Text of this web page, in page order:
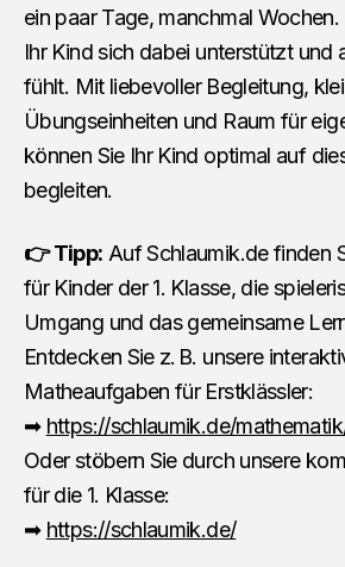
ein paar Tage, manchmal
Ihr Kind sich dabei unterstützt und
fühlt. Mit liebevoller Begleitung,
Übungseinheiten und Raum für
können Sie Ihr Kind optimal auf
begleiten.
👉 Tipp: Auf Schlaumik.de finden
für Kinder der 1. Klasse, die
Umgang und das gemeinsame
Entdecken Sie z. B. unsere
Matheaufgaben für Erstklässler:
➡ https://schlaumik.de/
Oder stöbern Sie durch unsere
für die 1. Klasse:
➡ https://schlaumik.de/